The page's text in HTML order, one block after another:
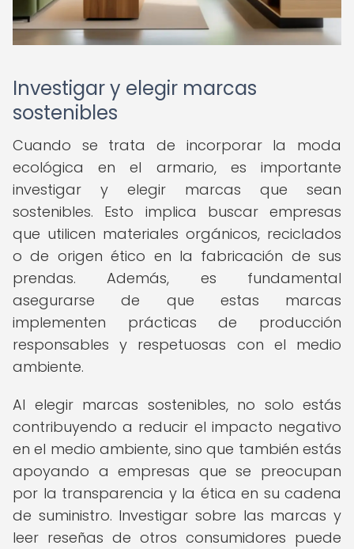
Investigar y elegir marcas
sostenibles
Cuando se trata de incorporar la moda
ecológica en el armario, es importante
investigar y elegir marcas que sean
sostenibles. Esto implica buscar empresas
que utilicen materiales orgánicos, reciclados
o de origen ético en la fabricación de sus
prendas. Además, es fundamental
asegurarse de que estas marcas
implementen prácticas de producción
responsables y respetuosas con el medio
ambiente.
Al elegir marcas sostenibles, no solo estás
contribuyendo a reducir el impacto negativo
en el medio ambiente, sino que también estás
apoyando a empresas que se preocupan
por la transparencia y la ética en su cadena
de suministro. Investigar sobre las marcas y
leer reseñas de otros consumidores puede